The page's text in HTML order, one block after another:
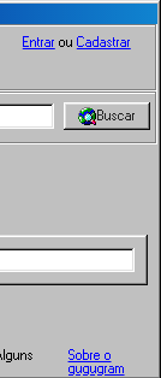
Buscar
Entrar ou Cadastrar
Sobre o
gugugram